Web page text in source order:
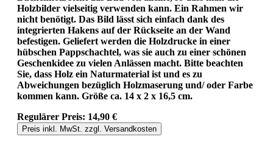
Holzbilder vielseitig verwenden kann. Ein Rahmen wir
nicht benötigt. Das Bild lässt sich einfach dank des
integrierten Hakens auf der Rückseite an der Wand
befestigen. Geliefert werden die Holzdrucke in einer
hübschen Pappschachtel, was sie auch zu einer schönen
Geschenkidee zu vielen Anlässen macht. Bitte beachten
Sie, dass Holz ein Naturmaterial ist und es zu
Abweichungen bezüglich Holzmaserung und/ oder Farbe
kommen kann. Größe ca. 14 x 2 x 16,5 cm.
Regulärer Preis: 14,90 €
Preis inkl. MwSt. zzgl. Versandkosten